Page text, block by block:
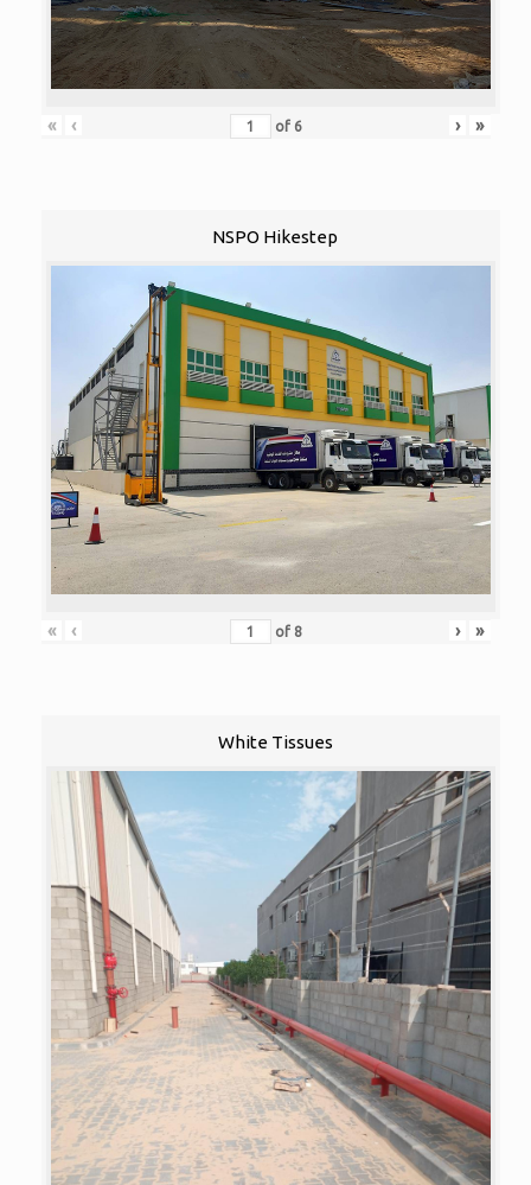
« ‹ of 6 › »
NSPO Hikestep
« ‹ of 8 › »
White Tissues